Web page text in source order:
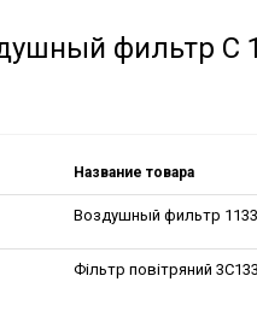
фильтр C
Название товара
Воздушный фильтр
Фільтр повітряний